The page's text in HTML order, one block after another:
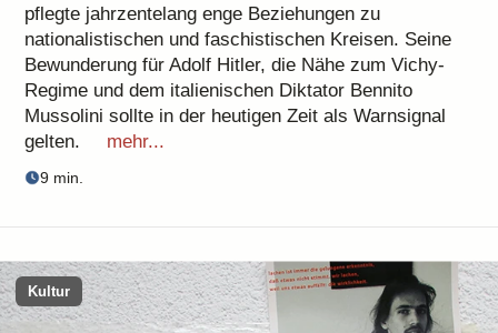
pflegte jahrzentelang enge Beziehungen zu
nationalistischen und faschistischen Kreisen. Seine
Bewunderung für Adolf Hitler, die Nähe zum Vichy-
Regime und dem italienischen Diktator Bennito
Mussolini sollte in der heutigen Zeit als Warnsignal
gelten.
mehr...
9 min.
Kultur